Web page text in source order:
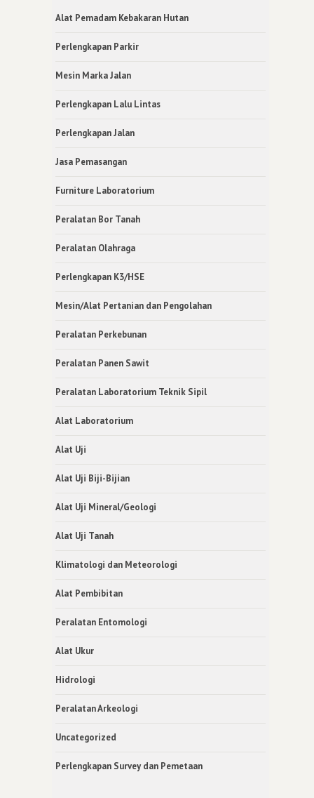
Alat Pemadam Kebakaran Hutan
Perlengkapan Parkir
Mesin Marka Jalan
Perlengkapan Lalu Lintas
Perlengkapan Jalan
Jasa Pemasangan
Furniture Laboratorium
Peralatan Bor Tanah
Peralatan Olahraga
Perlengkapan K3/HSE
Mesin/Alat Pertanian dan Pengolahan
Peralatan Perkebunan
Peralatan Panen Sawit
Peralatan Laboratorium Teknik Sipil
Alat Laboratorium
Alat Uji
Alat Uji Biji-Bijian
Alat Uji Mineral/Geologi
Alat Uji Tanah
Klimatologi dan Meteorologi
Alat Pembibitan
Peralatan Entomologi
Alat Ukur
Hidrologi
Peralatan Arkeologi
Uncategorized
Perlengkapan Survey dan Pemetaan